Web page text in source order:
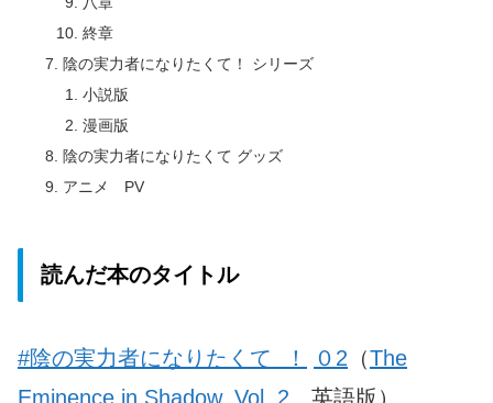
終章
陰の実力者になりたくて！ シリーズ
小説版
漫画版
陰の実力者になりたくて グッズ
アニメ PV
読んだ本のタイトル
#陰の実力者になりたくて ！ ０2 （The
Eminence in Shadow, Vol. 2 英語版）